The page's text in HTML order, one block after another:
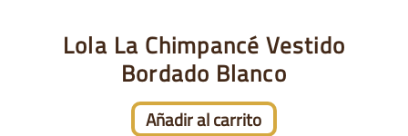
Lola La Chimpancé Vestido
Bordado Blanco
Añadir al carrito